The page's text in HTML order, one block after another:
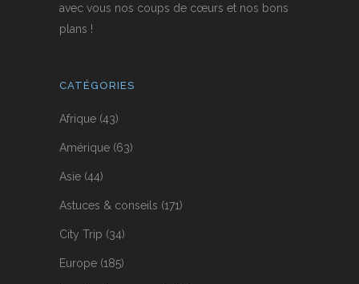
avec vous nos coups de cœurs et nos bons
plans !
CATÉGORIES
Afrique (43)
Amérique (63)
Asie (44)
Astuces & conseils (171)
City Trip (34)
Europe (185)